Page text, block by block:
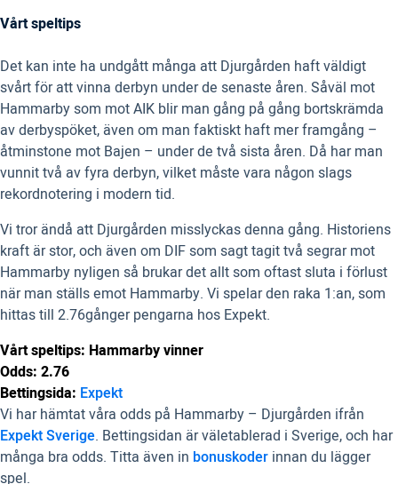
Vårt speltips
Det kan inte ha undgått många att Djurgården haft väldigt
svårt för att vinna derbyn under de senaste åren. Såväl mot
Hammarby som mot AIK blir man gång på gång bortskrämda
av derbyspöket, även om man faktiskt haft mer framgång –
åtminstone mot Bajen – under de två sista åren. Då har man
vunnit två av fyra derbyn, vilket måste vara någon slags
rekordnotering i modern tid.
Vi tror ändå att Djurgården misslyckas denna gång. Historiens
kraft är stor, och även om DIF som sagt tagit två segrar mot
Hammarby nyligen så brukar det allt som oftast sluta i förlust
när man ställs emot Hammarby. Vi spelar den raka 1:an, som
hittas till 2.76gånger pengarna hos Expekt.
Vårt speltips: Hammarby vinner
Odds: 2.76
Bettingsida: Expekt
Vi har hämtat våra odds på Hammarby – Djurgården ifrån
Expekt Sverige. Bettingsidan är väletablerad i Sverige, och har
många bra odds. Titta även in bonuskoder innan du lägger
spel.